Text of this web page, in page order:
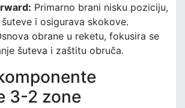
Primarno brani nisku poziciju,
i osigurava skokove.
obrane u reketu, fokusira se
šuteva i zaštitu obruča.
3-2 zone